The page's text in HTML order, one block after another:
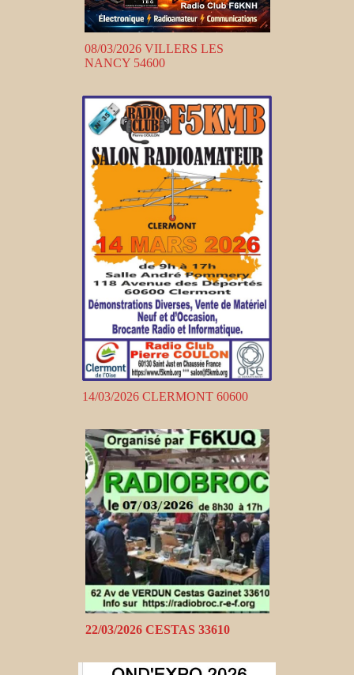
08/03/2026 VILLERS LES
NANCY 54600
14/03/2026 CLERMONT 60600
22/03/2026 CESTAS 33610